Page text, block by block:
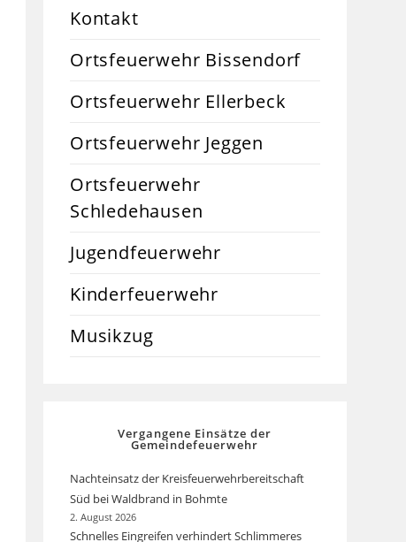
Kontakt
Ortsfeuerwehr Bissendorf
Ortsfeuerwehr Ellerbeck
Ortsfeuerwehr Jeggen
Ortsfeuerwehr
Schledehausen
Jugendfeuerwehr
Kinderfeuerwehr
Musikzug
Vergangene Einsätze der
Gemeindefeuerwehr
Nachteinsatz der Kreisfeuerwehrbereitschaft
Süd bei Waldbrand in Bohmte
2. August 2026
Schnelles Eingreifen verhindert Schlimmeres